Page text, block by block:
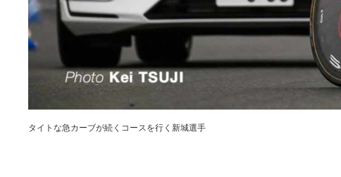
タイトな急カーブが続くコースを行く新城選手